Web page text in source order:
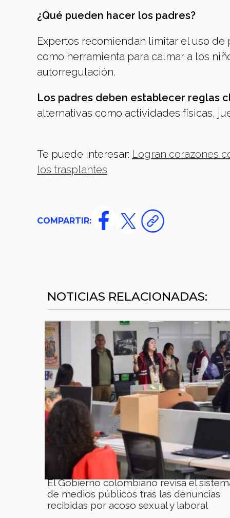
¿Qué pueden hacer los padres?
Expertos recomiendan limitar el uso
como herramienta para calmar a los
autorregulación.
Los padres deben establecer reglas
alternativas como actividades físicas,
Te puede interesar: Logran corazones
los trasplantes
COMPARTIR:
NOTICIAS RELACIONADAS:
El Gobierno colombiano revisa el
de medios públicos tras las denuncias
recibidas por acoso sexual y laboral